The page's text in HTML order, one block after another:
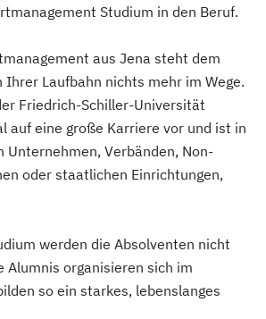
Studium in den Beruf.
aus Jena steht dem
Ihrer Laufbahn nichts mehr im Wege.
Friedrich-Schiller-Universität
auf eine große Karriere vor und ist in
Unternehmen, Verbänden, Non-
oder staatlichen Einrichtungen,
werden die Absolventen nicht
Alumnis organisieren sich im
so ein starkes, lebenslanges